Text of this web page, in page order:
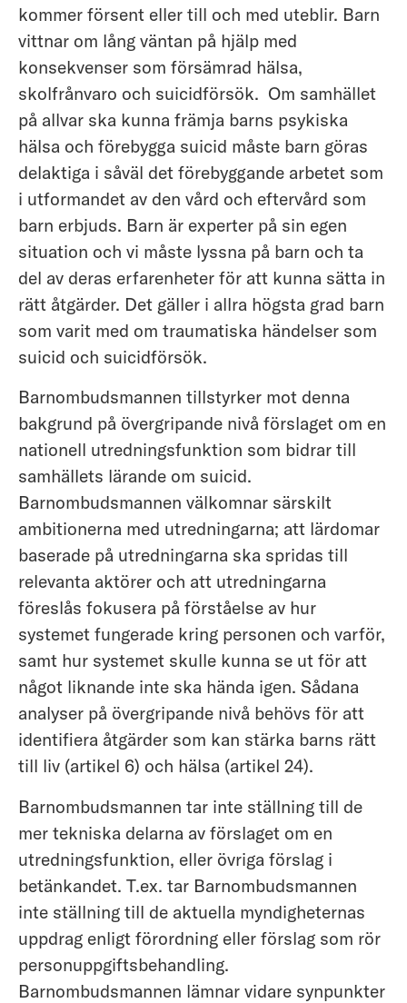
kommer försent eller till och med uteblir. Barn
vittnar om lång väntan på hjälp med
konsekvenser som försämrad hälsa,
skolfrånvaro och suicidförsök. Om samhället
på allvar ska kunna främja barns psykiska
hälsa och förebygga suicid måste barn göras
delaktiga i såväl det förebyggande arbetet som
i utformandet av den vård och eftervård som
barn erbjuds. Barn är experter på sin egen
situation och vi måste lyssna på barn och ta
del av deras erfarenheter för att kunna sätta in
rätt åtgärder. Det gäller i allra högsta grad barn
som varit med om traumatiska händelser som
suicid och suicidförsök.
Barnombudsmannen tillstyrker mot denna
bakgrund på övergripande nivå förslaget om en
nationell utredningsfunktion som bidrar till
samhällets lärande om suicid.
Barnombudsmannen välkomnar särskilt
ambitionerna med utredningarna; att lärdomar
baserade på utredningarna ska spridas till
relevanta aktörer och att utredningarna
föreslås fokusera på förståelse av hur
systemet fungerade kring personen och varför,
samt hur systemet skulle kunna se ut för att
något liknande inte ska hända igen. Sådana
analyser på övergripande nivå behövs för att
identifiera åtgärder som kan stärka barns rätt
till liv (artikel 6) och hälsa (artikel 24).
Barnombudsmannen tar inte ställning till de
mer tekniska delarna av förslaget om en
utredningsfunktion, eller övriga förslag i
betänkandet. T.ex. tar Barnombudsmannen
inte ställning till de aktuella myndigheternas
uppdrag enligt förordning eller förslag som rör
personuppgiftsbehandling.
Barnombudsmannen lämnar vidare synpunkter